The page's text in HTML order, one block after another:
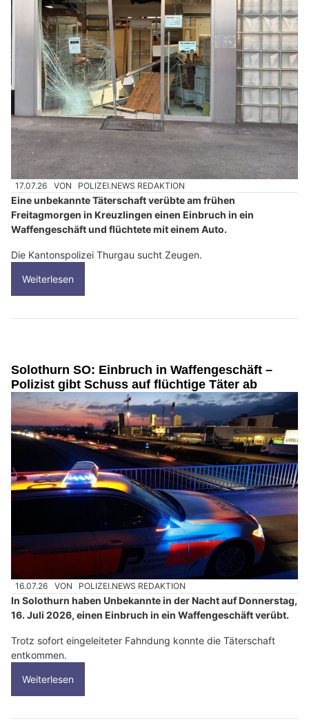
17.07.26 VON POLIZEI.NEWS REDAKTION
Eine unbekannte Täterschaft verübte am frühen
Freitagmorgen in Kreuzlingen einen Einbruch in ein
Waffengeschäft und flüchtete mit einem Auto.
Die Kantonspolizei Thurgau sucht Zeugen.
Weiterlesen
Solothurn SO: Einbruch in Waffengeschäft –
Polizist gibt Schuss auf flüchtige Täter ab
16.07.26 VON POLIZEI.NEWS REDAKTION
In Solothurn haben Unbekannte in der Nacht auf Donnerstag,
16. Juli 2026, einen Einbruch in ein Waffengeschäft verübt.
Trotz sofort eingeleiteter Fahndung konnte die Täterschaft
entkommen.
Weiterlesen